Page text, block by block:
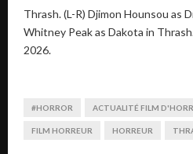
Thrash. (L-R) Djimon Hounsou as
Whitney Peak as Dakota in
2026.
#HORROR ACTUALITÉ FILM
FILM HORREUR HORREUR